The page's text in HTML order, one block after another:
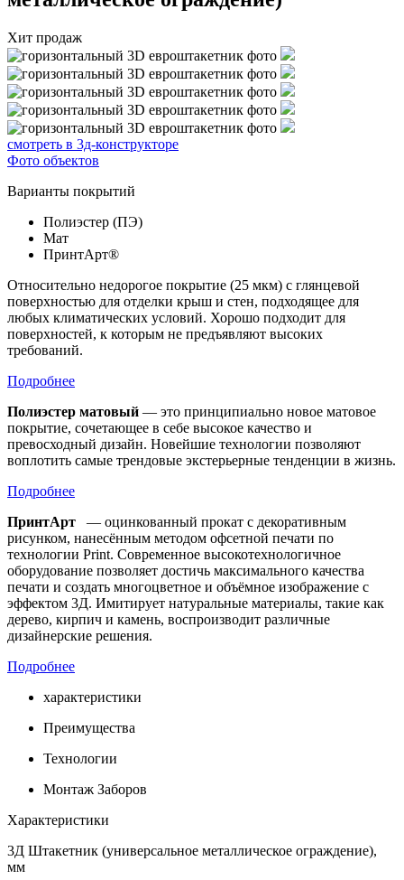
Хит продаж
смотреть в 3д-конструкторе
Фото объектов
Варианты покрытий
Полиэстер (ПЭ)
Мат
ПринтАрт®
Относительно недорогое покрытие (25 мкм) с глянцевой
поверхностью для отделки крыш и стен, подходящее для
любых климатических условий. Хорошо подходит для
поверхностей, к которым не предъявляют высоких
требований.
Подробнее
Полиэстер матовый — это принципиально новое матовое
покрытие, сочетающее в себе высокое качество и
превосходный дизайн. Новейшие технологии позволяют
воплотить самые трендовые экстерьерные тенденции в жизнь.
Подробнее
ПринтАрт
— оцинкованный прокат с декоративным
рисунком, нанесённым методом офсетной печати по
технологии Print. Современное высокотехнологичное
оборудование позволяет достичь максимального качества
печати и создать многоцветное и объёмное изображение с
эффектом 3Д. Имитирует натуральные материалы, такие как
дерево, кирпич и камень, воспроизводит различные
дизайнерские решения.
Подробнее
характеристики
Преимущества
Технологии
Монтаж Заборов
Характеристики
3Д Штакетник (универсальное металлическое ограждение),
мм